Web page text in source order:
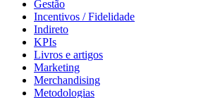
Gestão
Incentivos / Fidelidade
Indireto
KPIs
Livros e artigos
Marketing
Merchandising
Metodologias